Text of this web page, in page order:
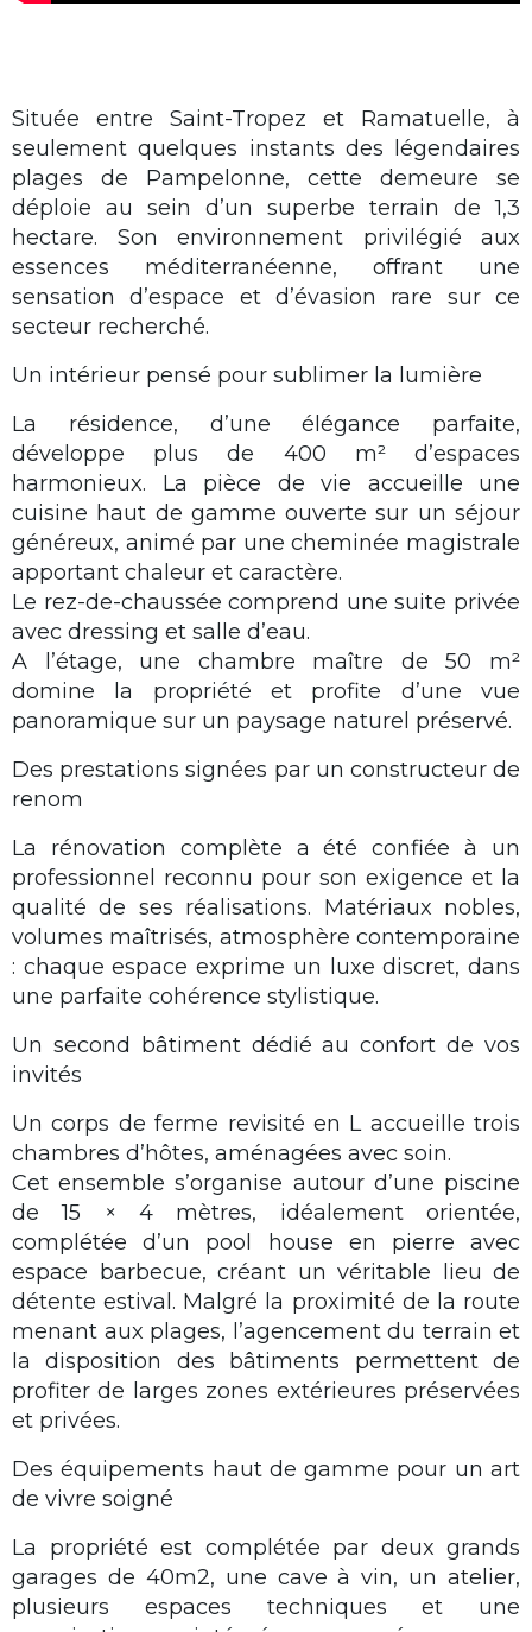
Située entre Saint-Tropez et Ramatuelle, à
seulement quelques instants des légendaires
plages de Pampelonne, cette demeure se
déploie au sein d’un superbe terrain de 1,3
hectare. Son environnement privilégié aux
essences méditerranéenne, offrant une
sensation d’espace et d’évasion rare sur ce
secteur recherché.
Un intérieur pensé pour sublimer la lumière
La résidence, d’une élégance parfaite,
développe plus de 400 m² d’espaces
harmonieux. La pièce de vie accueille une
cuisine haut de gamme ouverte sur un séjour
généreux, animé par une cheminée magistrale
apportant chaleur et caractère.
Le rez-de-chaussée comprend une suite privée
avec dressing et salle d’eau.
A l’étage, une chambre maître de 50 m²
domine la propriété et profite d’une vue
panoramique sur un paysage naturel préservé.
Des prestations signées par un constructeur de
renom
La rénovation complète a été confiée à un
professionnel reconnu pour son exigence et la
qualité de ses réalisations. Matériaux nobles,
volumes maîtrisés, atmosphère contemporaine
: chaque espace exprime un luxe discret, dans
une parfaite cohérence stylistique.
Un second bâtiment dédié au confort de vos
invités
Un corps de ferme revisité en L accueille trois
chambres d’hôtes, aménagées avec soin.
Cet ensemble s’organise autour d’une piscine
de 15 × 4 mètres, idéalement orientée,
complétée d’un pool house en pierre avec
espace barbecue, créant un véritable lieu de
détente estival. Malgré la proximité de la route
menant aux plages, l’agencement du terrain et
la disposition des bâtiments permettent de
profiter de larges zones extérieures préservées
et privées.
Des équipements haut de gamme pour un art
de vivre soigné
La propriété est complétée par deux grands
garages de 40m2, une cave à vin, un atelier,
plusieurs espaces techniques et une